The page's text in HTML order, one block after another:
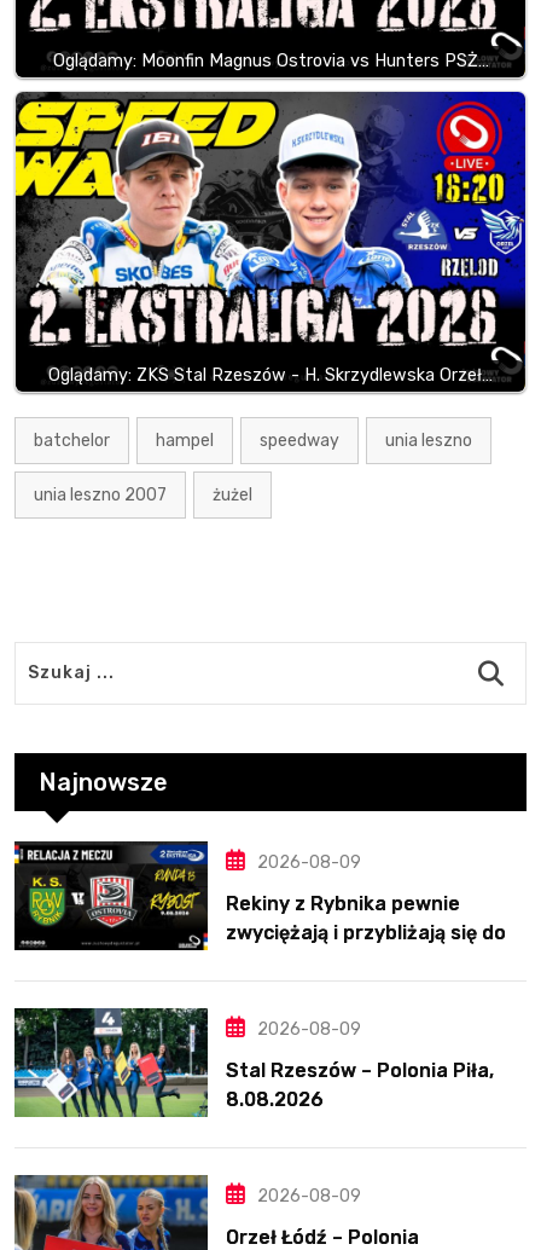
Oglądamy: Moonfin Magnus Ostrovia vs Hunters PSŻ…
Oglądamy: ZKS Stal Rzeszów - H. Skrzydlewska Orzeł…
batchelor hampel speedway unia leszno
unia leszno 2007 żużel
Najnowsze
2026-08-09
Rekiny z Rybnika pewnie
zwyciężają i przybliżają się do
2026-08-09
Stal Rzeszów – Polonia Piła,
8.08.2026
2026-08-09
Orzeł Łódź – Polonia